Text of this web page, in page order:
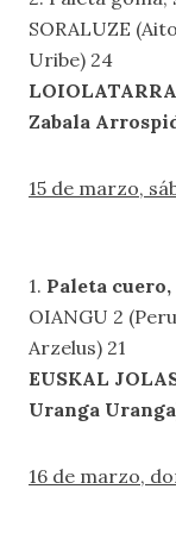
SORALUZE
Uribe) 24
Zabala
15 de marzo,
1. Paleta
OIANGU 2
Arzelus) 21
EUSKAL
Uranga
16 de marzo,